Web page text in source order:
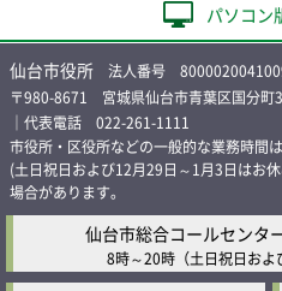
パソコン
仙台市役所 法人番号
〒980-8671 宮城県仙台市青葉区国分町
｜代表電話 022-261-1111
市役所・区役所などの一般的な業務時間
(土日祝日および12月29日～1月3日はお
場合があります。
仙台市総合コールセンタ
8時～20時 （土日祝日お